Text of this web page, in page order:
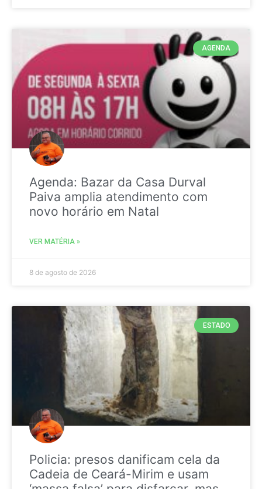
AGENDA
Agenda: Bazar da Casa Durval
Paiva amplia atendimento com
novo horário em Natal
VER MATÉRIA »
8 de agosto de 2026
ESTADO
Policia: presos danificam cela da
Cadeia de Ceará-Mirim e usam